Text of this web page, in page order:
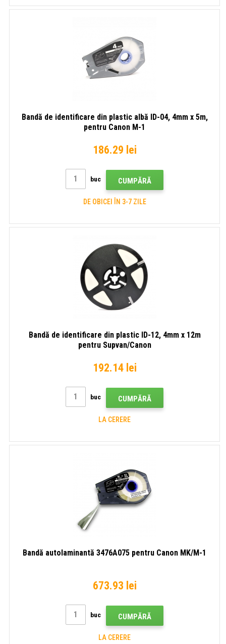
Bandă de identificare din plastic albă ID-04, 4mm x 5m,
pentru Canon M-1
186.29 lei
buc CUMPĂRĂ
DE OBICEI ÎN 3-7 ZILE
Bandă de identificare din plastic ID-12, 4mm x 12m
pentru Supvan/Canon
192.14 lei
buc CUMPĂRĂ
LA CERERE
Bandă autolaminantă 3476A075 pentru Canon MK/M-1
673.93 lei
buc CUMPĂRĂ
LA CERERE